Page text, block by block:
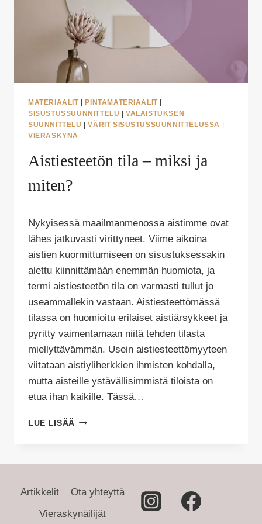
MATERIAALIT|PINTAMATERIAALIT|
SISUSTUSSUUNNITTELU |VALAISTUKSEN
SUUNNITTELU |VÄRIT SISUSTUSSUUNNITTELUSSA |
VIERASKYNÄ
Aistiesteetön tila – miksi ja
miten?
Puoliksi
Tehty
Nykyisessä maailmanmenossa aistimme ovat
lähes jatkuvasti virittyneet. Viime aikoina
aistien kuormittumiseen on sisustuksessakin
alettu kiinnittämään enemmän huomiota, ja
termi aistiesteetön tila on varmasti tullut jo
useammallekin vastaan. Aistiesteettömässä
tilassa on huomioitu erilaiset aistiärsykkeet ja
pyritty vaimentamaan niitä tehden tilasta
miellyttävämmän. Usein aistiesteettömyyteen
viitataan aistiyliherkkien ihmisten kohdalla,
mutta aisteille ystävällisimmistä tiloista on
etua ihan kaikille. Tässä…
LUE LISÄÄ AISTIESTEETÖN
Artikkelit
Ota yhteyttä
Vieraskynäilijät